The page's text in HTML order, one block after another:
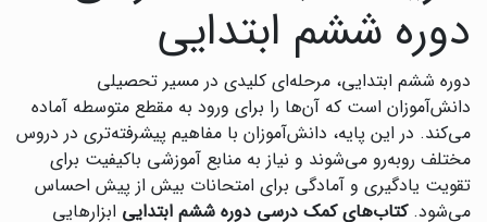
دوره ششم ابتدایی
دوره ششم ابتدایی، مرحله‌ای کلیدی در مسیر تحصیلی
دانش‌آموزان است که آن‌ها را برای ورود به مقطع متوسطه آماده
می‌کند. در این پایه، دانش‌آموزان با مفاهیم پیشرفته‌تری در دروس
مختلف روبه‌رو می‌شوند و نیاز به منابع آموزشی باکیفیت برای
تقویت یادگیری و آمادگی برای امتحانات بیش از پیش احساس
می‌شود.کتاب‌های کمک درسی دوره ششم ابتدایی ابزارهایی